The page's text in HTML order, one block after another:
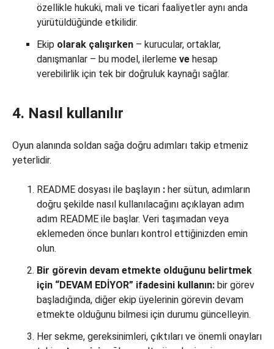
özellikle hukuki, mali ve ticari faaliyetler aynı anda
yürütüldüğünde etkilidir.
Ekip olarak çalışırken – kurucular, ortaklar,
danışmanlar – bu model, ilerleme ve hesap
verebilirlik için tek bir doğruluk kaynağı sağlar.
4. Nasıl kullanılır
Oyun alanında soldan sağa doğru adımları takip etmeniz
yeterlidir.
README dosyası ile başlayın : her sütun, adımların
doğru şekilde nasıl kullanılacağını açıklayan adım
adım README ile başlar. Veri taşımadan veya
eklemeden önce bunları kontrol ettiğinizden emin
olun.
Bir görevin devam etmekte olduğunu belirtmek
için “DEVAM EDİYOR” ifadesini kullanın: bir görev
başladığında, diğer ekip üyelerinin görevin devam
etmekte olduğunu bilmesi için durumu güncelleyin.
Her sekme, gereksinimleri, çıktıları ve önemli onayları